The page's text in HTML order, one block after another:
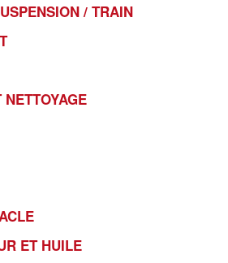
/ TRAIN
ET HUILE